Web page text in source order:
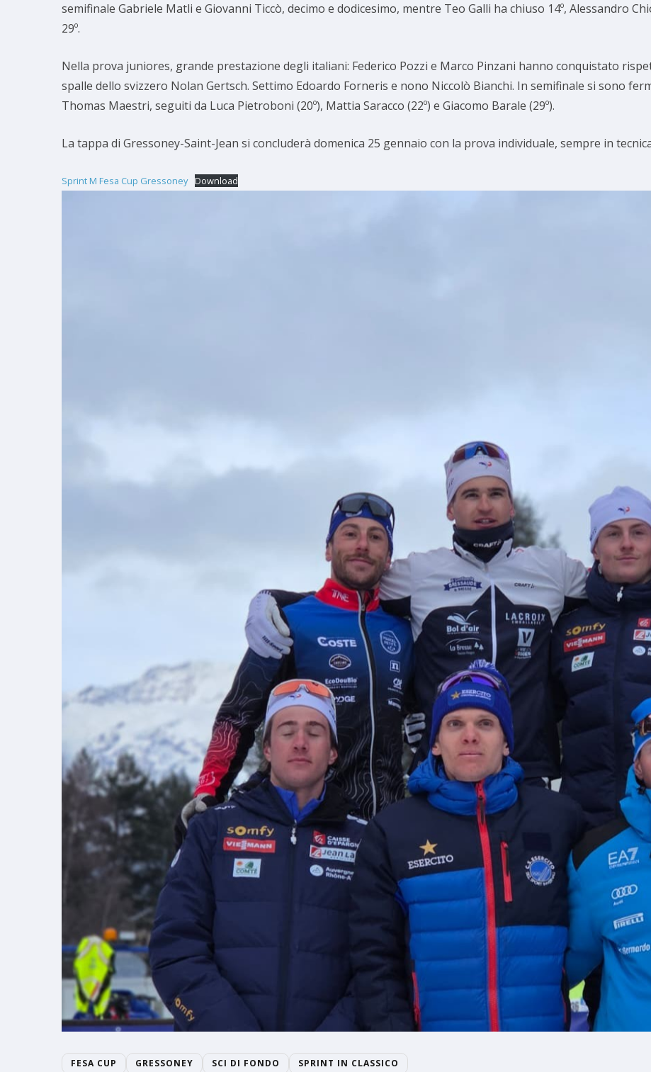
semifinale Gabriele Matli e Giovanni Ticcò, decimo e dodicesimo, mentre Teo Galli ha chiuso 14º, Alessandro
29º.
Nella prova juniores, grande prestazione degli italiani: Federico Pozzi e Marco Pinzani hanno conquistato
spalle dello svizzero Nolan Gertsch. Settimo Edoardo Forneris e nono Niccolò Bianchi. In semifinale si sono
Thomas Maestri, seguiti da Luca Pietroboni (20º), Mattia Saracco (22º) e Giacomo Barale (29º).
La tappa di Gressoney-Saint-Jean si concluderà domenica 25 gennaio con la prova individuale, sempre in
Sprint M Fesa Cup Gressoney Download
FESA CUP GRESSONEY SCI DI FONDO SPRINT IN CLASSICO